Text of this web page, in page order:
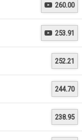
 260.00
 253.91
252.21
244.70
238.95